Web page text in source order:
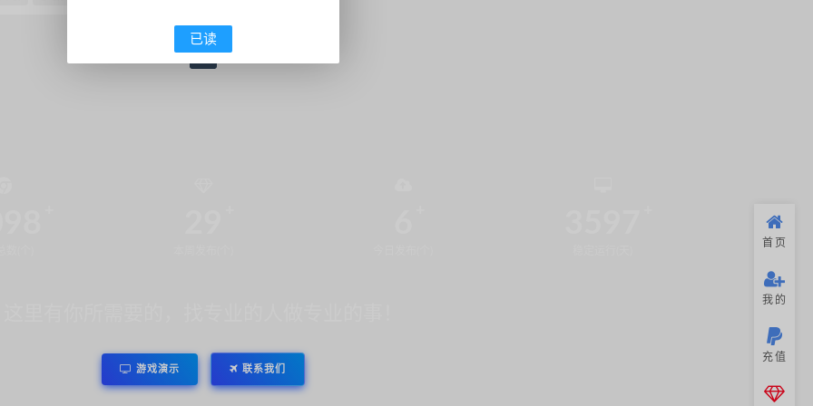
1
游戏演示 联系我们
首页
我的
充值
已读